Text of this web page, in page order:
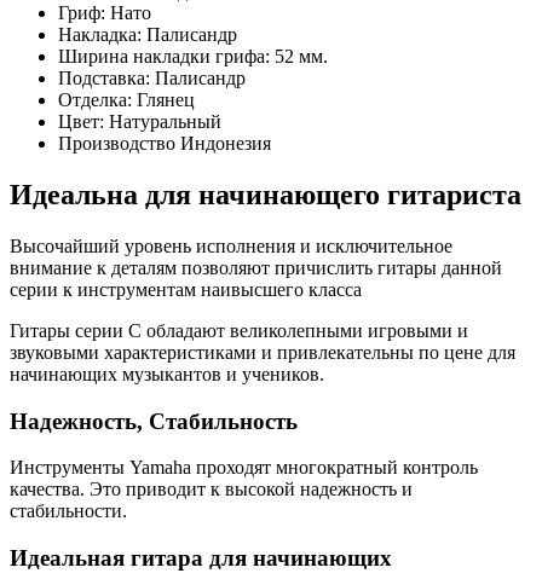
Гриф: Нато
Накладка: Палисандр
Ширина накладки грифа: 52 мм.
Подставка: Палисандр
Отделка: Глянец
Цвет: Натуральный
Производство Индонезия
Идеальна для начинающего гитариста
Высочайший уровень исполнения и исключительное
внимание к деталям позволяют причислить гитары данной
серии к инструментам наивысшего класса
Гитары серии C обладают великолепными игровыми и
звуковыми характеристиками и привлекательны по цене для
начинающих музыкантов и учеников.
Надежность, Стабильность
Инструменты Yamaha проходят многократный контроль
качества. Это приводит к высокой надежность и
стабильности.
Идеальная гитара для начинающих